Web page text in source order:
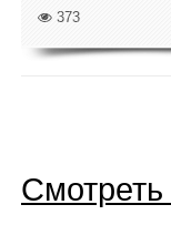
373
Смотреть